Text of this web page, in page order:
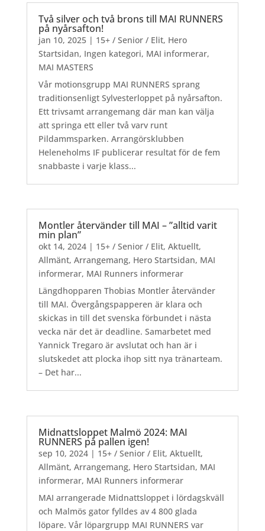
Två silver och två brons till MAI RUNNERS
på nyårsafton!
jan 10, 2025| 15+ / Senior / Elit, Hero
Startsidan, Ingen kategori, MAI informerar,
MAI MASTERS
Vår motionsgrupp MAI RUNNERS sprang
traditionsenligt Sylvesterloppet på nyårsafton.
Ett trivsamt arrangemang där man kan välja
att springa ett eller två varv runt
Pildammsparken. Arrangörsklubben
Heleneholms IF publicerar resultat för de fem
snabbaste i varje klass...
Montler återvänder till MAI – ”alltid varit
min plan”
okt 14, 2024| 15+ / Senior / Elit, Aktuellt,
Allmänt, Arrangemang, Hero Startsidan, MAI
informerar, MAI Runners informerar
Längdhopparen Thobias Montler återvänder
till MAI. Övergångspapperen är klara och
skickas in till det svenska förbundet i nästa
vecka när det är deadline. Samarbetet med
Yannick Tregaro är avslutat och han är i
slutskedet att plocka ihop sitt nya tränarteam.
– Det har...
Midnattsloppet Malmö 2024: MAI
RUNNERS på pallen igen!
sep 10, 2024| 15+ / Senior / Elit, Aktuellt,
Allmänt, Arrangemang, Hero Startsidan, MAI
informerar, MAI Runners informerar
MAI arrangerade Midnattsloppet i lördagskväll
och Malmös gator fylldes av 4 800 glada
löpare. Vår löpargrupp MAI RUNNERS var